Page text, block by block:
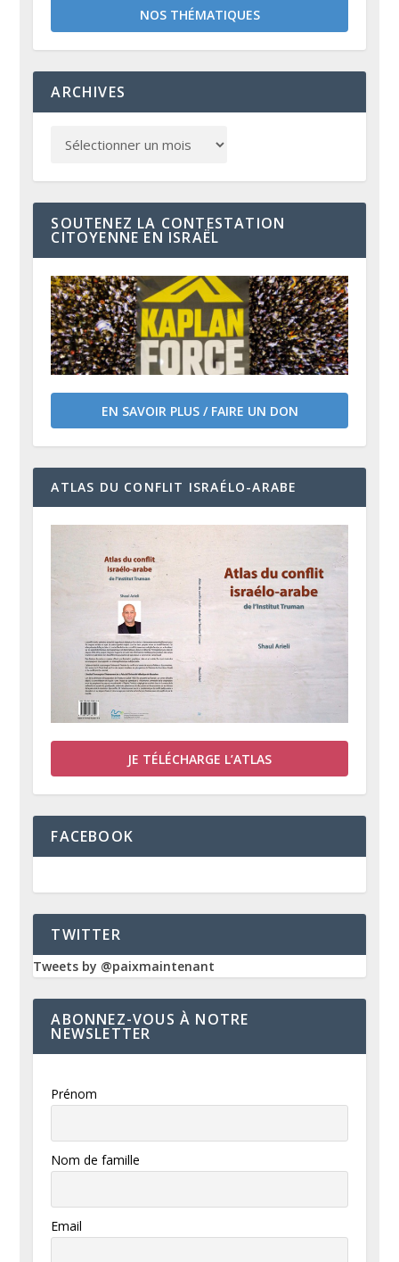
NOS THÉMATIQUES
ARCHIVES
SOUTENEZ LA CONTESTATION
CITOYENNE EN ISRAËL
EN SAVOIR PLUS / FAIRE UN DON
ATLAS DU CONFLIT ISRAÉLO-ARABE
JE TÉLÉCHARGE L’ATLAS
FACEBOOK
TWITTER
Tweets by @paixmaintenant
ABONNEZ-VOUS À NOTRE
NEWSLETTER
Prénom
Nom de famille
Email